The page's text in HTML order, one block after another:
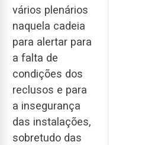
vários plenários
naquela cadeia
para alertar para
a falta de
condições dos
reclusos e para
a insegurança
das instalações,
sobretudo das